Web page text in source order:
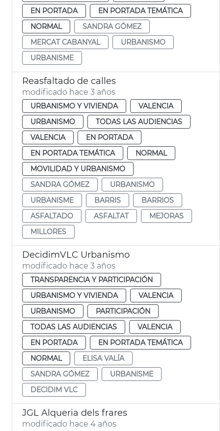
EN PORTADA
EN PORTADA TEMÁTICA
NORMAL
SANDRA GÓMEZ
MERCAT CABANYAL
URBANISMO
URBANISME
Reasfaltado de calles
modificado hace 3 años
URBANISMO Y VIVIENDA
VALENCIA
URBANISMO
TODAS LAS AUDIENCIAS
VALENCIA
EN PORTADA
EN PORTADA TEMÁTICA
NORMAL
MOVILIDAD Y URBANISMO
SANDRA GÓMEZ
URBANISMO
URBANISME
BARRIS
BARRIOS
ASFALTADO
ASFALTAT
MEJORAS
MILLORES
DecidimVLC Urbanismo
modificado hace 3 años
TRANSPARENCIA Y PARTICIPACIÓN
URBANISMO Y VIVIENDA
VALENCIA
URBANISMO
PARTICIPACIÓN
TODAS LAS AUDIENCIAS
VALENCIA
EN PORTADA
EN PORTADA TEMÁTICA
NORMAL
ELISA VALÍA
SANDRA GÓMEZ
URBANISME
DECIDIM VLC
JGL Alqueria dels frares
modificado hace 4 años